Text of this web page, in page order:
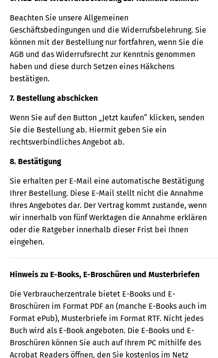
Beachten Sie unsere Allgemeinen
Geschäftsbedingungen und die Widerrufsbelehrung. Sie
können mit der Bestellung nur fortfahren, wenn Sie die
AGB und das Widerrufsrecht zur Kenntnis genommen
haben und diese durch Setzen eines Häkchens
bestätigen.
7. Bestellung abschicken
Wenn Sie auf den Button „Jetzt kaufen“ klicken, senden
Sie die Bestellung ab. Hiermit geben Sie ein
rechtsverbindliches Angebot ab.
8. Bestätigung
Sie erhalten per E-Mail eine automatische Bestätigung
Ihrer Bestellung. Diese E-Mail stellt nicht die Annahme
Ihres Angebotes dar. Der Vertrag kommt zustande, wenn
wir innerhalb von fünf Werktagen die Annahme erklären
oder die Ratgeber innerhalb dieser Frist bei Ihnen
eingehen.
Hinweis zu E-Books, E-Broschüren und Musterbriefen
Die Verbraucherzentrale bietet E-Books und E-
Broschüren im Format PDF an (manche E-Books auch im
Format ePub), Musterbriefe im Format RTF. Nicht jedes
Buch wird als E-Book angeboten. Die E-Books und E-
Broschüren können Sie auch auf Ihrem PC mithilfe des
Acrobat Readers öffnen, den Sie kostenlos im Netz